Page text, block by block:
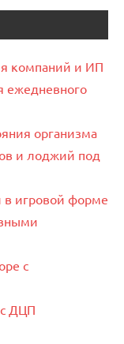
компаний и ИП
ежедневного
организма
и лоджий под
в игровой форме
с
ДЦП